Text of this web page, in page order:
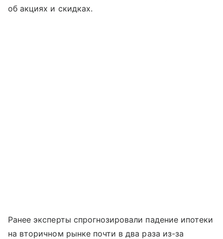
об акциях и скидках.
Ранее эксперты спрогнозировали падение ипотеки
на вторичном рынке почти в два раза из-за